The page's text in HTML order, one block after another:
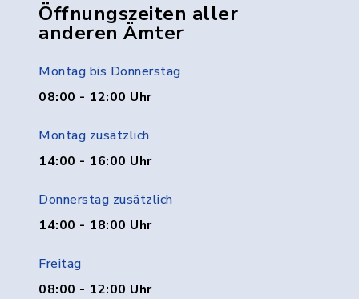
Öffnungszeiten aller
anderen Ämter
Montag bis Donnerstag
08:00 - 12:00 Uhr
Montag zusätzlich
14:00 - 16:00 Uhr
Donnerstag zusätzlich
14:00 - 18:00 Uhr
Freitag
08:00 - 12:00 Uhr